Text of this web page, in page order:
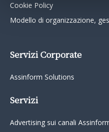
Cookie Policy
Modello di organizzazione,
Servizi Corporate
Assinform Solutions
Servizi
Advertising sui canali